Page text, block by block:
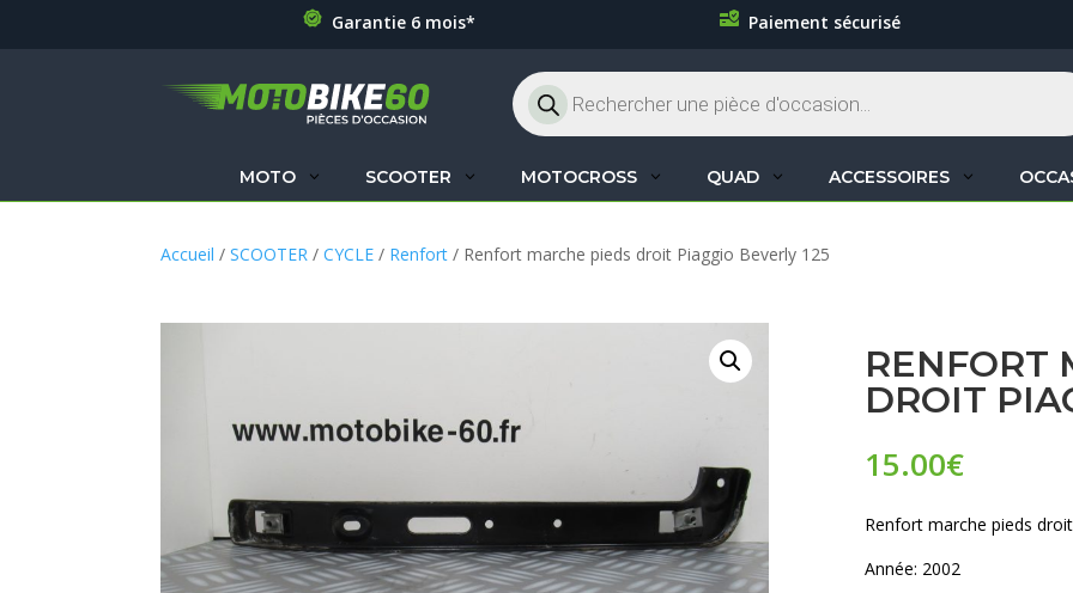
Garantie 6 mois* Paiement sécurisé
Recherche
de
produits
MOTO SCOOTER MOTOCROSS QUAD ACCESSOIRES
Accueil /SCOOTER /CYCLE / Renfort / Renfort marche pieds droit Piaggio Beverly 125
RENFORT
DROIT
15.00€
Renfort marche pieds
Année: 2002